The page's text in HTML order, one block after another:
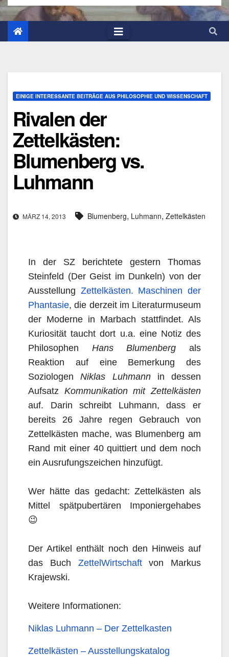
EINIGE INTERESSANTE BEITRÄGE AUS PHILOSOPHIE UND WISSENSCHAFT
Rivalen der
Zettelkästen:
Blumenberg vs.
Luhmann
MÄRZ 14, 2013 Blumenberg, Luhmann, Zettelkästen
In der SZ berichtete gestern Thomas
Steinfeld (Der Geist im Dunkeln) von der
Ausstellung Zettelkästen. Maschinen der
Phantasie, die derzeit im Literaturmuseum
der Moderne in Marbach stattfindet. Als
Kuriosität taucht dort u.a. eine Notiz des
Philosophen Hans Blumenberg als
Reaktion auf eine Bemerkung des
SoziologenNiklas Luhmannin dessen
Aufsatz Kommunikation mit Zettelkästen
auf. Darin schreibt Luhmann, dass er
bereits 26 Jahre regen Gebrauch von
Zettelkästen mache, was Blumenberg am
Rand mit einer 40 quittiert und dem noch
ein Ausrufungszeichen hinzufügt.
Wer hätte das gedacht: Zettelkästen als
Mittel spätpubertären Imponiergehabes
😉
Der Artikel enthält noch den Hinweis auf
das Buch ZettelWirtschaftvon Markus
Krajewski.
Weitere Informationen:
Niklas Luhmann – Der Zettelkasten
Zettelkästen – Ausstellungskatalog